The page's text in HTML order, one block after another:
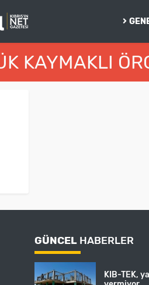
KAYMAKLI
GÜNCEL HABERLER
KIB-TEK,